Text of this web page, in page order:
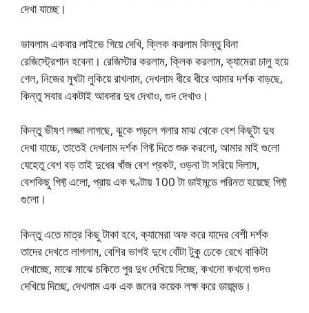
দেখা যাচ্ছে।
ভাবলাম একবার লাইভে গিয়ে দেখি, ক্লিক করলাম কিন্তু বিনা
রেজিস্ট্রেশান হবেনা। রেজিস্টার করলাম, ক্লিক করলাম, ক্যামেরা চালু হয়ে
গেল, নিজের মুখটা লুকিয়ে রাখলাম, দেখলাম ধীরে ধীরে আমার দর্শক বাড়ছে,
কিন্তু সবার একটাই আবদার দুধ দেখাও, গুদ দেখাও।
কিন্তু ভীষণ লজ্জা লাগছে, ঝুকে পড়লে গলার মাঝ থেকে বেশ কিছুটা দুধ
দেখা যাচ্চে, তাতেই দেখলাম দর্শক গিফ্ট দিতে শুরু করলো, আমার মাই গুলো
যেহেতু বেশ বড় তাই দুধের খাঁজ বেশ প্রকট, ওড়না টা সরিয়ে দিলাম,
বেশকিছু গিফ্ট এলো, প্রায় এক ঘণ্টায় 100 টা ডাইমন্ডে পরিনত হয়েছে গিফ্ট
গুলো।
কিন্তু এতে মাত্র কিছু টাকা হবে, ক্যামেরা অফ করে যাদের বেশী দর্শক
তাদের দেখতে লাগলাম, বেশির ভাগই দুধে বোঁটা টুকু ঢেকে রেখে বাকিটা
দেখাচ্ছে, মাঝে মাঝে চকিতে পুর দুধ দেখিয়ে দিচ্ছে, কখনো কখনো গুদও
দেখিয়ে দিচ্ছে, দেখলাম এক এক জনের কয়েক লক্ষ করে ডায়মন্ড।